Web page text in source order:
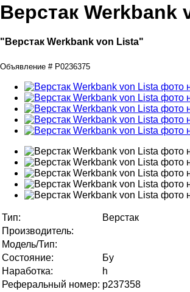
Верстак Werkbank
"Верстак Werkbank von Lista"
Объявление # P0236375
Тип:
Верстак
Производитель:
Модель/Тип:
Состояние:
Бу
Наработка:
h
Реферальный номер: p237358